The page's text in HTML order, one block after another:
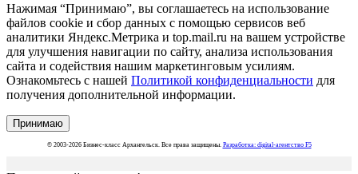
Нажимая “Принимаю”, вы соглашаетесь на использование
файлов cookie и сбор данных с помощью сервисов веб
аналитики Яндекс.Метрика и top.mail.ru на вашем устройстве
для улучшения навигации по сайту, анализа использования
сайта и содействия нашим маркетинговым усилиям.
Ознакомьтесь с нашей Политикой конфиденциальности для
получения дополнительной информации.
Принимаю
© 2003-2026 Бизнес-класс Архангельск. Все права защищены. Разработка: digital-агентство F5